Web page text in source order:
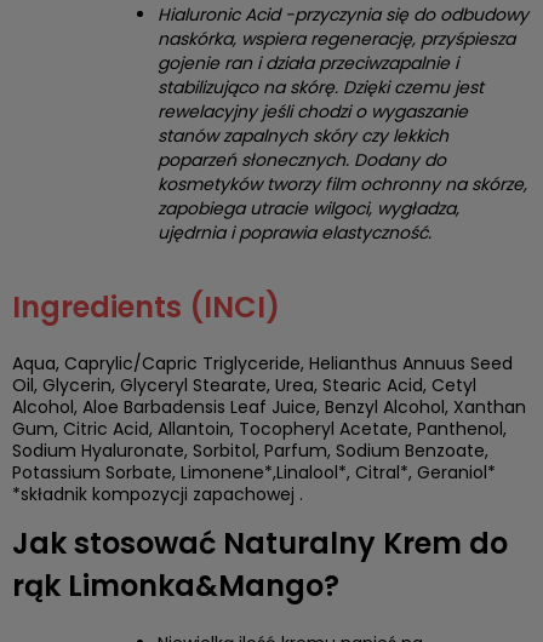
Hialuronic Acid -przyczynia się do odbudowy
naskórka, wspiera regenerację, przyśpiesza
gojenie ran i działa przeciwzapalnie i
stabilizująco na skórę. Dzięki czemu jest
rewelacyjny jeśli chodzi o wygaszanie
stanów zapalnych skóry czy lekkich
poparzeń słonecznych. Dodany do
kosmetyków tworzy film ochronny na skórze,
zapobiega utracie wilgoci, wygładza,
ujędrnia i poprawia elastyczność.
Ingredients (INCI)
Aqua, Caprylic/Capric Triglyceride, Helianthus Annuus Seed
Oil, Glycerin, Glyceryl Stearate, Urea, Stearic Acid, Cetyl
Alcohol, Aloe Barbadensis Leaf Juice, Benzyl Alcohol, Xanthan
Gum, Citric Acid, Allantoin, Tocopheryl Acetate, Panthenol,
Sodium Hyaluronate, Sorbitol, Parfum, Sodium Benzoate,
Potassium Sorbate, Limonene*,Linalool*, Citral*, Geraniol*
*składnik kompozycji zapachowej .
Jak stosować Naturalny Krem do
rąk Limonka&Mango?